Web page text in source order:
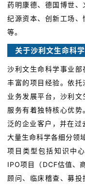
药明康德、德国博世、
纪源资本、创新工场
等。
关于沙利文生命科
沙利文生命科学事业
丰富的项目经验。依
业务发展平台，沙利
服务有着独特核心优
泛的企业客户，并在过
大量生命科学各细分领
项目类型包括知识中
IPO项目（DCF估值、
顾问、临床稽查、募